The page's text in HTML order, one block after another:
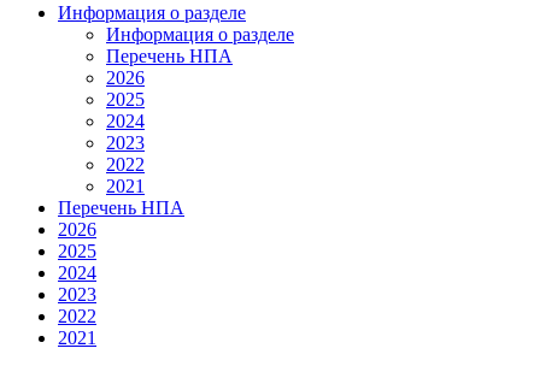
Информация о разделе
Информация о разделе
Перечень НПА
2026
2025
2024
2023
2022
2021
Перечень НПА
2026
2025
2024
2023
2022
2021